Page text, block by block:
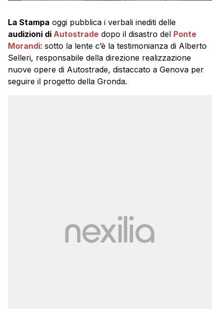
La Stampa oggi pubblica i verbali inediti delle
audizioni di Autostrade dopo il disastro del Ponte
Morandi: sotto la lente c’è la testimonianza di Alberto
Selleri, responsabile della direzione realizzazione
nuove opere di Autostrade, distaccato a Genova per
seguire il progetto della Gronda.